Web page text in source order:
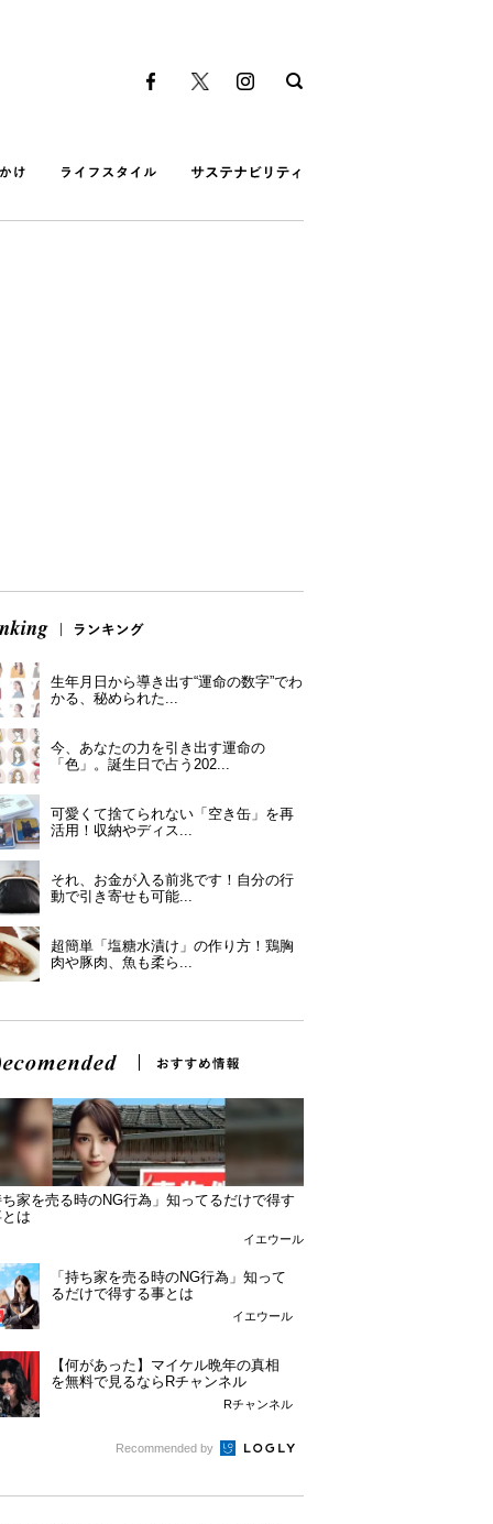
生年月日から導き出す“運命の数字”でわ
かる、秘められた...
今、あなたの力を引き出す運命の
「色」。誕生日で占う202...
可愛くて捨てられない「空き缶」を再
活用！収納やディス...
それ、お金が入る前兆です！自分の行
動で引き寄せも可能...
超簡単「塩糖水漬け」の作り方！鶏胸
肉や豚肉、魚も柔ら...
家を売る時のNG行為」知ってるだけで得す
は
イエウール
「持ち家を売る時のNG行為」知って
るだけで得する事とは
イエウール
【何があった】マイケル晩年の真相
を無料で見るならRチャンネル
Rチャンネル
Recommended by